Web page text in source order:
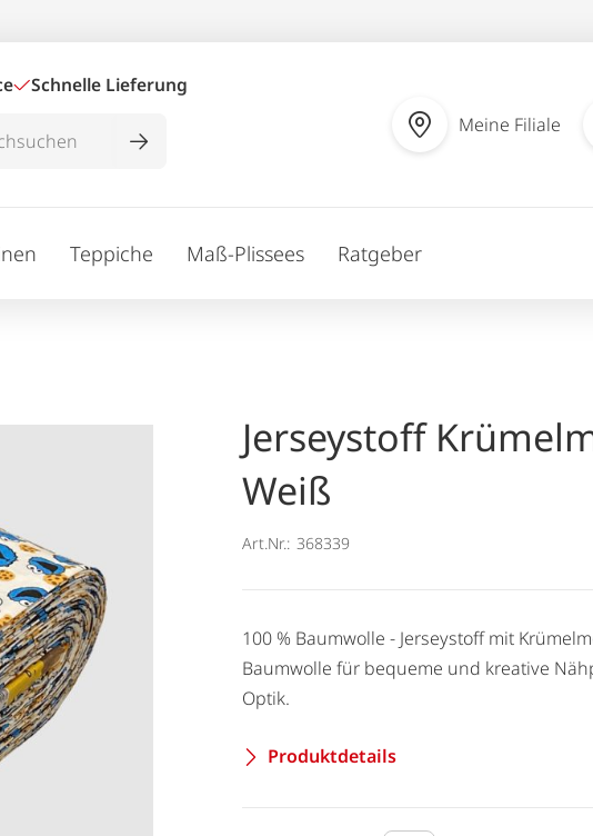
Schnelle Lieferung
Meine Filiale
Teppiche Maß-Plissees Ratgeber
Jerseystoff
Weiß
Art.Nr.: 368339
100 % Baumwolle - Jerseystoff mit
Baumwolle für bequeme und kreative
Optik.
Produktdetails